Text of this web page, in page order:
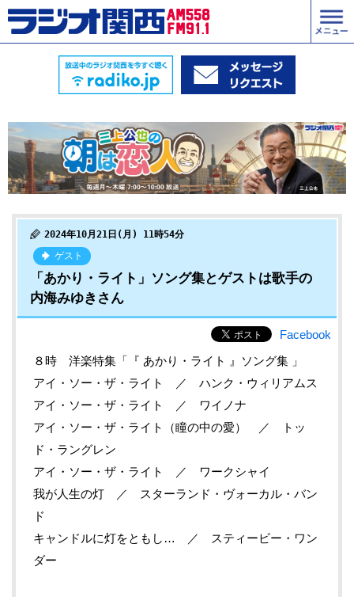
2024年10月21日(月) 11時54分
ゲスト
「あかり・ライト」ソング集とゲストは歌手の
内海みゆきさん
Facebook
８時 洋楽特集「『 あかり・ライト
』ソング集 」
アイ・ソー・ザ・ライト ／ ハンク・ウィリアムス
アイ・ソー・ザ・ライト ／ ワイノナ
アイ・ソー・ザ・ライト（瞳の中の愛） ／ トッ
ド・ラングレン
アイ・ソー・ザ・ライト ／ ワークシャイ
我が人生の灯 ／ スターランド・ヴォーカル・バン
ド
キャンドルに灯をともし… ／ スティービー・ワン
ダー